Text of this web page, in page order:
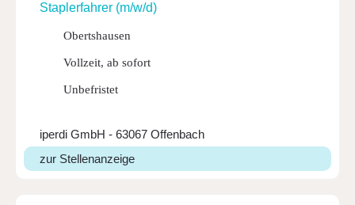
Stap­ler­fahrer (m/w/d)
Obertshausen
Vollzeit, ab sofort
Unbefristet
iperdi GmbH - 63067 Offenbach
zur Stellenanzeige